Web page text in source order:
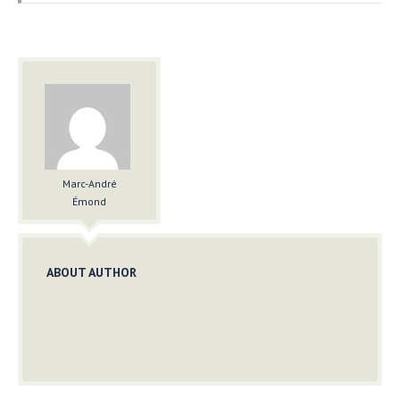
Marc-André
Émond
ABOUT AUTHOR